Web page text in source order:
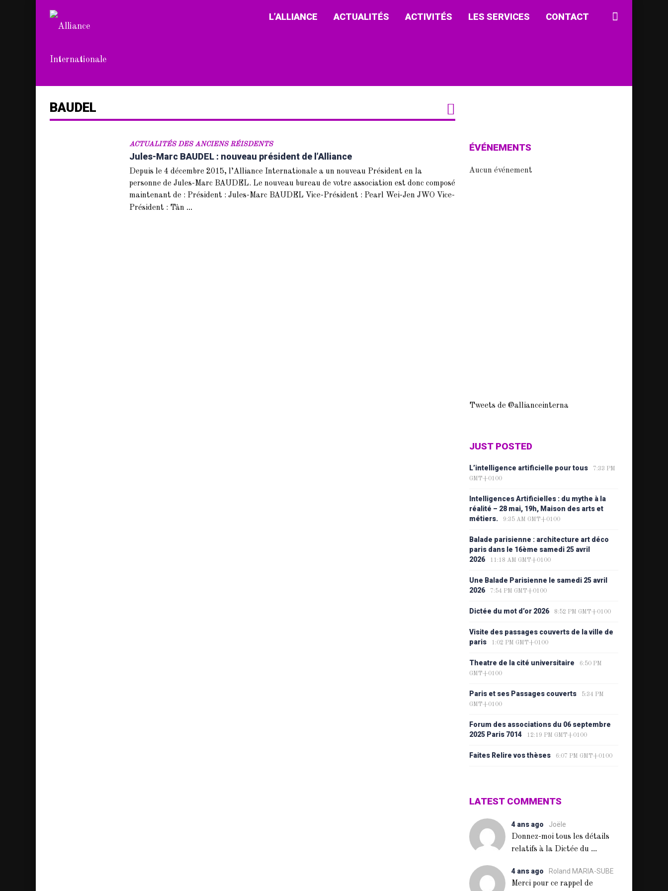
L’ALLIANCE ACTUALITÉS ACTIVITÉS LES SERVICES CONTACT
BAUDEL
ACTUALITÉS DES ANCIENS RÉISDENTS
Jules-Marc BAUDEL : nouveau président de l’Alliance
Depuis le 4 décembre 2015, l’Alliance Internationale a un nouveau Président en la
personne de Jules-Marc BAUDEL. Le nouveau bureau de votre association est donc composé
maintenant de : Président : Jules-Marc BAUDEL Vice-Président : Pearl Wei-Jen JWO Vice-
Président : Tân ...
ÉVÉNEMENTS
Aucun événement
Tweets de @allianceinterna
JUST POSTED
L’intelligence artificielle pour tous
7:33 PM
GMT+0100
Intelligences Artificielles : du mythe à la
réalité – 28 mai, 19h, Maison des arts et
métiers.
9:35 AM GMT+0100
Balade parisienne : architecture art déco
paris dans le 16ème samedi 25 avril
2026
11:18 AM GMT+0100
Une Balade Parisienne le samedi 25 avril
2026
7:54 PM GMT+0100
Dictée du mot d’or 2026 8:52 PM GMT+0100
Visite des passages couverts de la ville de
paris
1:02 PM GMT+0100
Theatre de la cité universitaire
6:50 PM
GMT+0100
Paris et ses Passages couverts
5:34 PM
GMT+0100
Forum des associations du 06 septembre
2025 Paris 7014
12:19 PM GMT+0100
Faites Relire vos thèses 6:07 PM GMT+0100
LATEST COMMENTS
4 ans ago
Joële
Donnez-moi tous les détails
relatifs à la Dictée du ...
4 ans ago
Roland MARIA-SUBE
Merci pour ce rappel de